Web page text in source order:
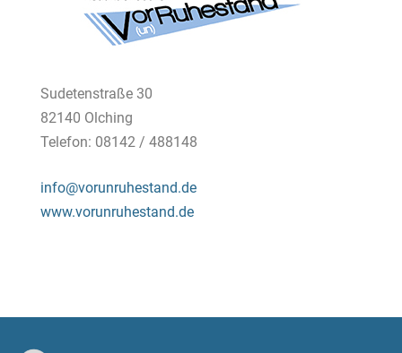
Sudetenstraße 30
82140 Olching
Telefon: 08142 / 488148
info@vorunruhestand.de
www.vorunruhestand.de